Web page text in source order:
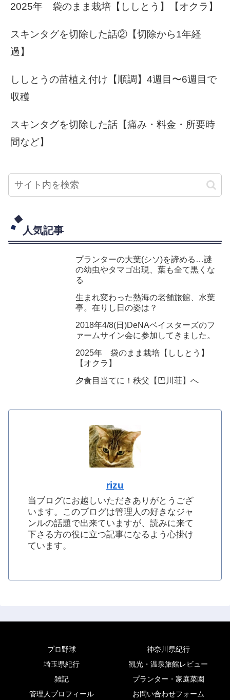
2025年 袋のまま栽培【ししとう】【オクラ】
スキンタグを切除した話②【切除から1年経
過】
ししとうの苗植え付け【順調】4週目〜6週目で
収穫
スキンタグを切除した話【痛み・料金・所要時
間など】
人気記事
プランターの大葉(シソ)を諦める…謎
の幼虫やタマゴ出現、葉も全て黒くな
る
生まれ変わった熱海の老舗旅館、水葉
亭。在りし日の姿は？
2018年4/8(日)DeNAベイスターズのフ
ァームサイン会に参加してきました。
2025年 袋のまま栽培【ししとう】
【オクラ】
夕食目当てに！秩父【巴川荘】へ
rizu
当ブログにお越しいただきありがとうござ
います。このブログは管理人の好きなジャ
ンルの話題で出来ていますが、読みに来て
下さる方の役に立つ記事になるよう心掛け
ています。
プロ野球
神奈川県紀行
埼玉県紀行
観光・温泉旅館レビュー
雑記
プランター・家庭菜園
管理人プロフィール
お問い合わせフォーム